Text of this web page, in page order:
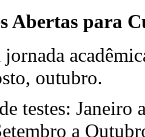
Abertas para
outubro.
testes:
a